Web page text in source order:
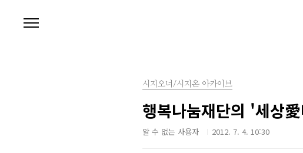
시지오너/시지온 아카이브
행복나눔재단의 '세상
알 수 없는 사용자 2012. 7. 4. 10:30